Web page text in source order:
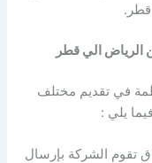
قطر.
الي قطر
في تقديم مختلف
يلي :
تقوم الشركة بإرسال